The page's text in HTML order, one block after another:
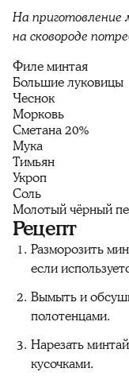
На приготовление
на сковороде
Филе минтая
Большие луковицы
Чеснок
Морковь
Сметана 20%
Мука
Тимьян
Укроп
Соль
Молотый чёрный
Рецепт
Разморозить
если
Вымыть и
полотенцами.
Нарезать
кусочками.